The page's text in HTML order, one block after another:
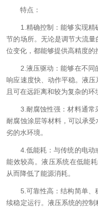
特点：
1.精确控制：能够实现精
节的场所。无论是调节大流
位变化，都能够提供高精度的
2.液压驱动：能够在不同
响应速度快、动作平稳。液压
且可在远距离和较为复杂的环
3.耐腐蚀性强：材料通常采
耐腐蚀涂层等材料，可以承
劣的水环境。
4.低能耗：与传统的电动
能效较高。液压系统在低能
从而降低了能源消耗。
5.可靠性高：结构简单、
续稳定运行。液压系统的控